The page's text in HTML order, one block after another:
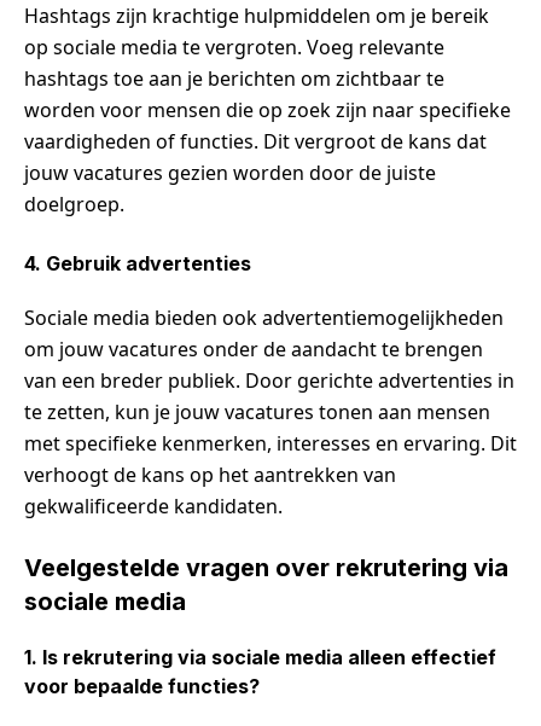
Hashtags zijn krachtige hulpmiddelen om je bereik
op sociale media te vergroten. Voeg relevante
hashtags toe aan je berichten om zichtbaar te
worden voor mensen die op zoek zijn naar specifieke
vaardigheden of functies. Dit vergroot de kans dat
jouw vacatures gezien worden door de juiste
doelgroep.
4. Gebruik advertenties
Sociale media bieden ook advertentiemogelijkheden
om jouw vacatures onder de aandacht te brengen
van een breder publiek. Door gerichte advertenties in
te zetten, kun je jouw vacatures tonen aan mensen
met specifieke kenmerken, interesses en ervaring. Dit
verhoogt de kans op het aantrekken van
gekwalificeerde kandidaten.
Veelgestelde vragen over rekrutering via
sociale media
1. Is rekrutering via sociale media alleen effectief
voor bepaalde functies?